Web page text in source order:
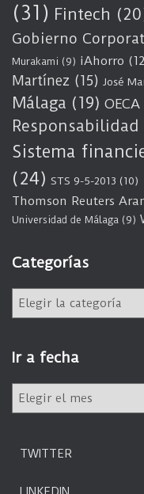
(31) Fintech
Gobierno
Murakami (9) iAhorro
Martínez (15) José
Málaga (19) OECA
Sistema
(24) STS 9-5-2013 (10)
Thomson Reuters
Universidad de Málaga (9)
Categorías
e
g
o
í
Ir a fecha
TWITTER